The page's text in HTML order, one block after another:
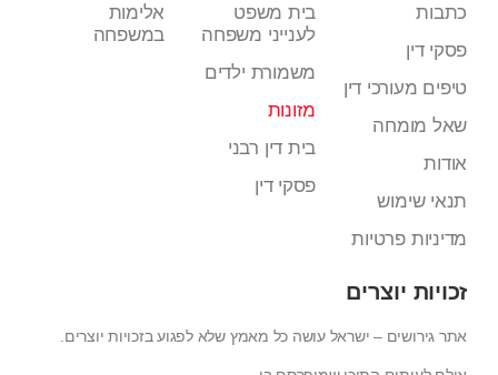
כתבות
פסקי דין
טיפים מעורכי דין
שאל מומחה
אודות
תנאי שימוש
מדיניות פרטיות
בית משפט
לענייני משפחה
משמורת ילדים
מזונות
בית דין רבני
פסקי דין
אלימות
במשפחה
זכויות יוצרים
אתר גירושים – ישראל עושה כל מאמץ שלא לפגוע בזכויות יוצרים.